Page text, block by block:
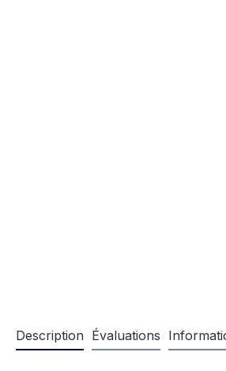
Description Évaluations